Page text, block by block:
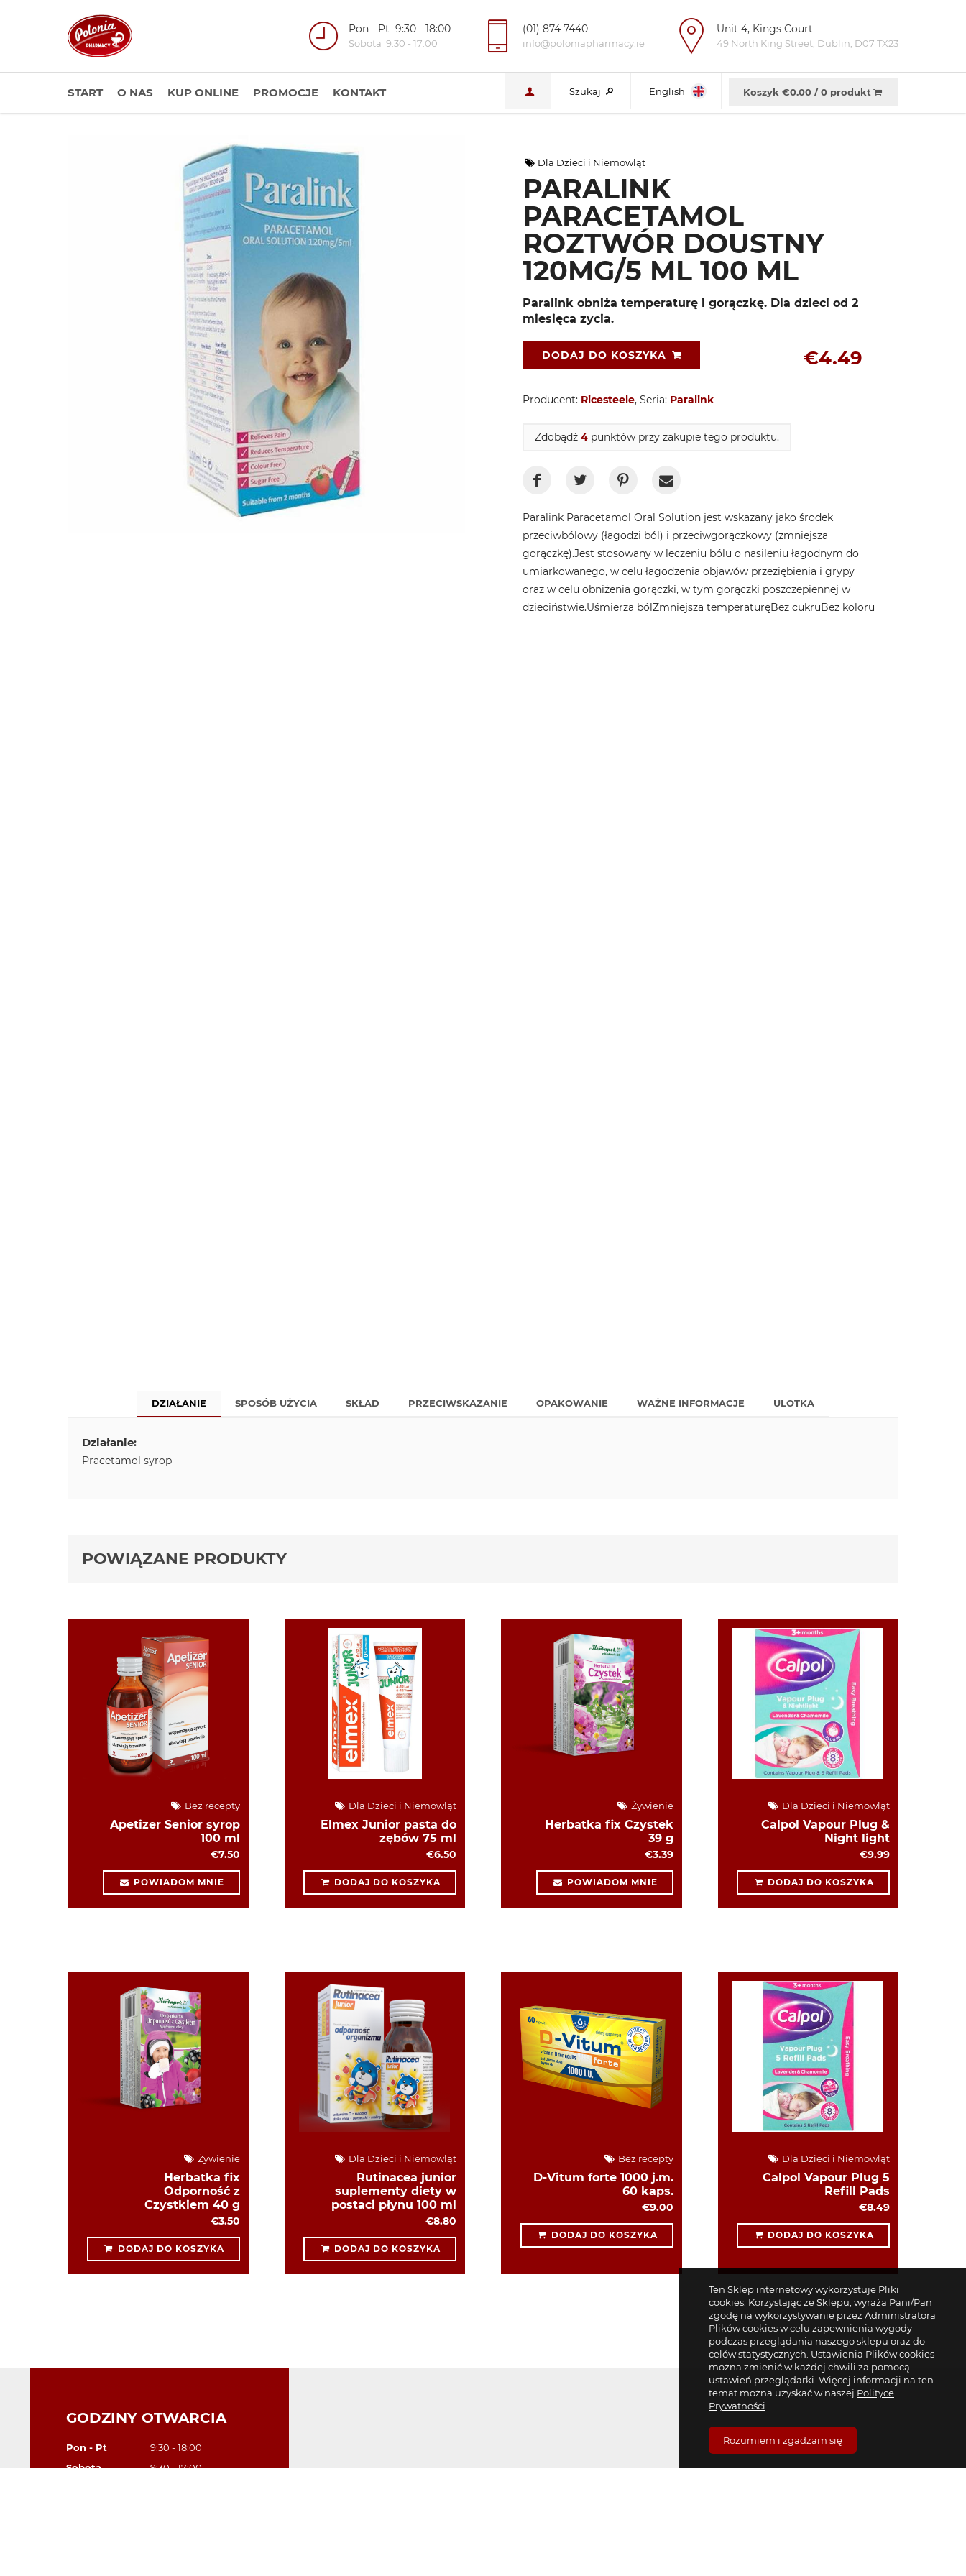
Pon - Pt 9:30 - 18:00
Sobota 9:30 - 17:00
(01) 874 7440
info@poloniapharmacy.ie
Unit 4, Kings Court
49 North King Street, Dublin, D07 TX23
Szukaj English Koszyk €0.00/0 produkt
START O NAS KUP ONLINE PROMOCJE KONTAKT
Ten Sklep internetowy wykorzystuje Pliki
cookies. Korzystając ze Sklepu, wyraża Pani/Pan
zgodę na wykorzystywanie przez Administratora
Plików cookies w celu zapewnienia wygody
podczas przeglądania naszego sklepu oraz do
celów statystycznych. Ustawienia Plików cookies
można zmienić w każdej chwili za pomocą
ustawień przeglądarki. Więcej informacji na ten
temat można uzyskać w naszej Polityce
Prywatności
Rozumiem i zgadzam się
Dla Dzieci i Niemowląt
PARALINK
PARACETAMOL
ROZTWÓR DOUSTNY
120MG/5 ML 100 ML
Paralink obniża temperaturę i gorączkę. Dla dzieci od 2
miesięca zycia.
€4.49
DODAJ DO KOSZYKA
Producent: Ricesteele, Seria: Paralink
Zdobądź 4 punktów przy zakupie tego produktu.
Paralink Paracetamol Oral Solution jest wskazany jako środek
przeciwbólowy (łagodzi ból) i przeciwgorączkowy (zmniejsza
gorączkę).Jest stosowany w leczeniu bólu o nasileniu łagodnym do
umiarkowanego, w celu łagodzenia objawów przeziębienia i grypy
oraz w celu obniżenia gorączki, w tym gorączki poszczepiennej w
dzieciństwie.Uśmierza bólZmniejsza temperaturęBez cukruBez koloru
DZIAŁANIE SPOSÓB UŻYCIA SKŁAD PRZECIWSKAZANIE OPAKOWANIE WAŻNE INFORMACJE ULOTKA
Działanie:
Pracetamol syrop
POWIĄZANE PRODUKTY
Bez recepty
Apetizer Senior syrop
100 ml
€7.50
POWIADOM MNIE
Dla Dzieci i Niemowląt
Elmex Junior pasta do
zębów 75 ml
€6.50
DODAJ DO KOSZYKA
Żywienie
Herbatka fix Czystek
39 g
€3.39
POWIADOM MNIE
Dla Dzieci i Niemowląt
Calpol Vapour Plug &
Night light
€9.99
DODAJ DO KOSZYKA
Żywienie
Herbatka fix
Odporność z
Czystkiem 40 g
€3.50
DODAJ DO KOSZYKA
Dla Dzieci i Niemowląt
Rutinacea junior
suplementy diety w
postaci płynu 100 ml
€8.80
DODAJ DO KOSZYKA
Bez recepty
D-Vitum forte 1000 j.m.
60 kaps.
€9.00
DODAJ DO KOSZYKA
Dla Dzieci i Niemowląt
Calpol Vapour Plug 5
Refill Pads
€8.49
DODAJ DO KOSZYKA
GODZINY OTWARCIA
Pon - Pt
9:30 - 18:00
Sobota
9:30 - 17:00